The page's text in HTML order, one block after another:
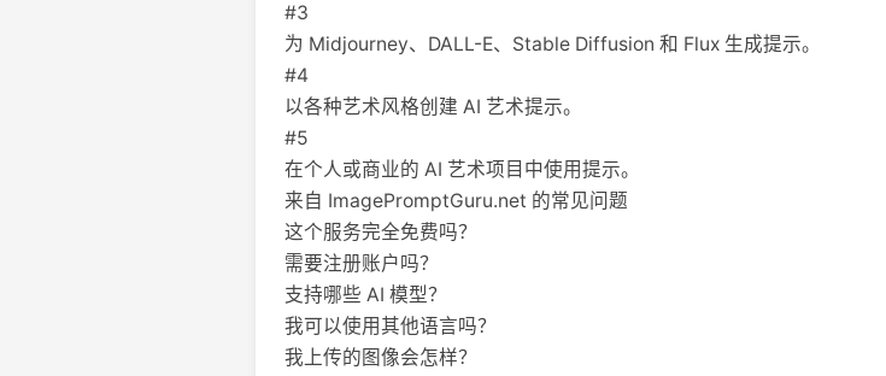
#3
为 Midjourney、DALL-E、Stable Diffusion 和 Flux 生成提示。
#4
以各种艺术风格创建 AI 艺术提示。
#5
在个人或商业的 AI 艺术项目中使用提示。
来自 ImagePromptGuru.net 的常见问题
这个服务完全免费吗？
需要注册账户吗？
支持哪些 AI 模型？
我可以使用其他语言吗？
我上传的图像会怎样？